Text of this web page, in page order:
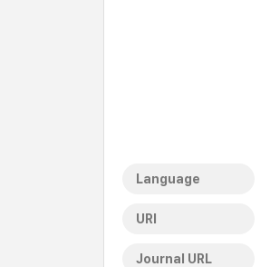
Language
URI
Journal URL